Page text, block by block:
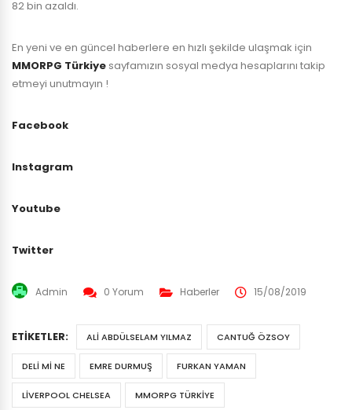
82 bin azaldı.
En yeni ve en güncel haberlere en hızlı şekilde ulaşmak için
MMORPG Türkiye sayfamızın sosyal medya hesaplarını takip
etmeyi unutmayın !
Facebook
Instagram
Youtube
Twitter
Admin 0 Yorum Haberler 15/08/2019
ETIKETLER: ALI ABDÜLSELAM YILMAZ CANTUĞ ÖZSOY
DELI MI NE EMRE DURMUŞ FURKAN YAMAN
LIVERPOOL CHELSEA MMORPG TÜRKIYE